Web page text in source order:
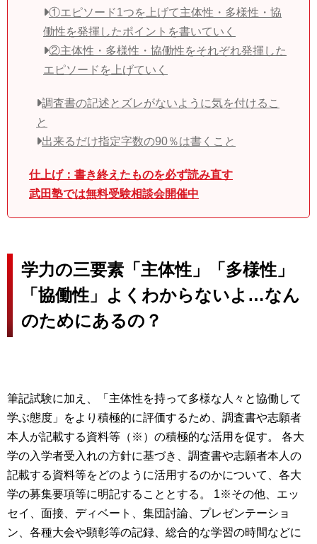
①エピソード1つを上げて主体性・多様性・協
働性を発揮したポイントを書いていく
②主体性・多様性・協働性をそれぞれ発揮した
エピソードを上げていく
調査書の記述とズレがないように気を付けるこ
と
出来るだけ指定字数の90％は書くこと
仕上げ：書き終えたものを必ず読み直す
武田塾では無料受験相談会開催中
学力の三要素「主体性」「多様性」
「協働性」よくわからないよ…なん
のためにあるの？
筆記試験に加え、「主体性を持って多様な人々と協働して
学ぶ態度」をより積極的に評価するため、調査書や志願者
本人が記載する資料等（※）の積極的な活用を促す。 各大
学の入学者受入れの方針に基づき、調査書や志願者本人の
記載する資料等をどのように活用するのかについて、各大
学の募集要項等に明記することとする。 1※その他、エッ
セイ、面接、ディベート、集団討論、プレゼンテーショ
ン、各種大会や顕彰等の記録、総合的な学習の時間などに